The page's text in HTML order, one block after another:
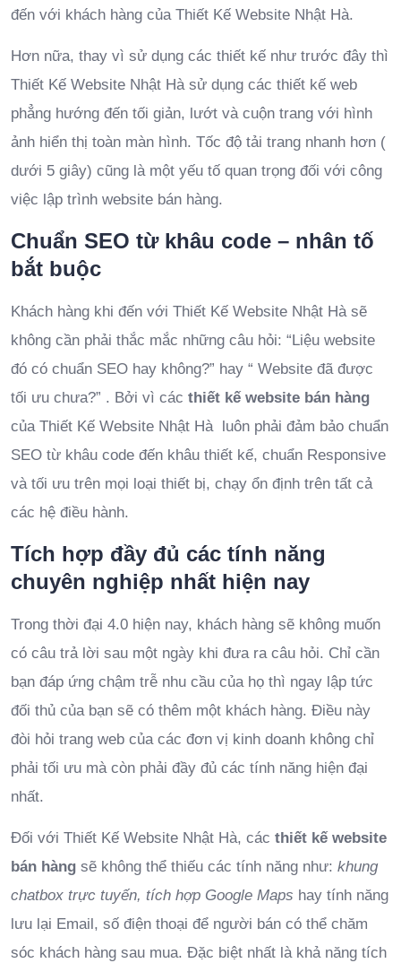
đến với khách hàng của Thiết Kế Website Nhật Hà.
Hơn nữa, thay vì sử dụng các thiết kế như trước đây thì
Thiết Kế Website Nhật Hà sử dụng các thiết kế web
phẳng hướng đến tối giản, lướt và cuộn trang với hình
ảnh hiển thị toàn màn hình. Tốc độ tải trang nhanh hơn (
dưới 5 giây) cũng là một yếu tố quan trọng đối với công
việc lập trình website bán hàng.
Chuẩn SEO từ khâu code – nhân tố
bắt buộc
Khách hàng khi đến với Thiết Kế Website Nhật Hà sẽ
không cần phải thắc mắc những câu hỏi: “Liệu website
đó có chuẩn SEO hay không?” hay “ Website đã được
tối ưu chưa?” . Bởi vì các thiết kế website bán hàng
của Thiết Kế Website Nhật Hà luôn phải đảm bảo chuẩn
SEO từ khâu code đến khâu thiết kế, chuẩn Responsive
và tối ưu trên mọi loại thiết bị, chạy ổn định trên tất cả
các hệ điều hành.
Tích hợp đầy đủ các tính năng
chuyên nghiệp nhất hiện nay
Trong thời đại 4.0 hiện nay, khách hàng sẽ không muốn
có câu trả lời sau một ngày khi đưa ra câu hỏi. Chỉ cần
bạn đáp ứng chậm trễ nhu cầu của họ thì ngay lập tức
đối thủ của bạn sẽ có thêm một khách hàng. Điều này
đòi hỏi trang web của các đơn vị kinh doanh không chỉ
phải tối ưu mà còn phải đầy đủ các tính năng hiện đại
nhất.
Đối với Thiết Kế Website Nhật Hà, các thiết kế website
bán hàng sẽ không thể thiếu các tính năng như: khung
chatbox trực tuyến, tích hợp Google Maps hay tính năng
lưu lại Email, số điện thoại để người bán có thể chăm
sóc khách hàng sau mua. Đặc biệt nhất là khả năng tích